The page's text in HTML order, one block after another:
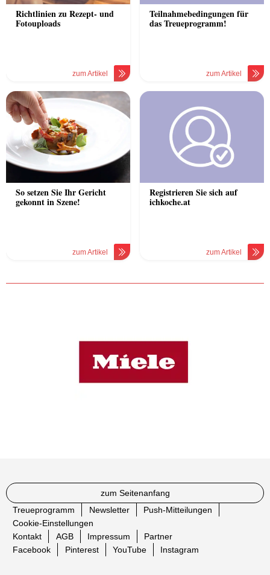
Richtlinien zu Rezept- und
Fotouploads
zum Artikel
Teilnahmebedingungen für
das Treueprogramm!
zum Artikel
So setzen Sie Ihr Gericht
gekonnt in Szene!
zum Artikel
Registrieren Sie sich auf
ichkoche.at
zum Artikel
zum Seitenanfang
Treueprogramm
Newsletter
Push-Mitteilungen
Cookie-Einstellungen
Kontakt
AGB Impressum
Partner
Facebook
Pinterest YouTube Instagram